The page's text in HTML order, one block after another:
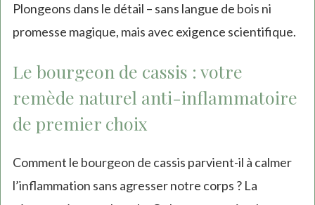
Plongeons dans le détail – sans langue de bois ni
promesse magique, mais avec exigence scientifique.
Le bourgeon de cassis : votre
remède naturel anti-inflammatoire
de premier choix
Comment le bourgeon de cassis parvient-il à calmer
l’inflammation sans agresser notre corps ? La